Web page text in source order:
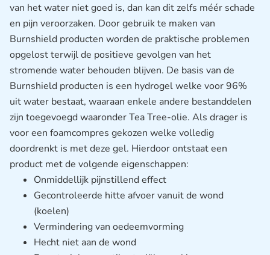
van het water niet goed is, dan kan dit zelfs méér schade
en pijn veroorzaken. Door gebruik te maken van
Burnshield producten worden de praktische problemen
opgelost terwijl de positieve gevolgen van het
stromende water behouden blijven. De basis van de
Burnshield producten is een hydrogel welke voor 96%
uit water bestaat, waaraan enkele andere bestanddelen
zijn toegevoegd waaronder Tea Tree-olie. Als drager is
voor een foamcompres gekozen welke volledig
doordrenkt is met deze gel. Hierdoor ontstaat een
product met de volgende eigenschappen:
Onmiddellijk pijnstillend effect
Gecontroleerde hitte afvoer vanuit de wond
(koelen)
Vermindering van oedeemvorming
Hecht niet aan de wond